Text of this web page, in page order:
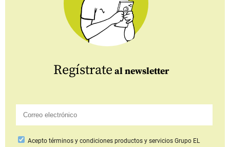
Regístrate al newsletter
Aceptotérminos y condiciones productos y serviciosGrupo EL